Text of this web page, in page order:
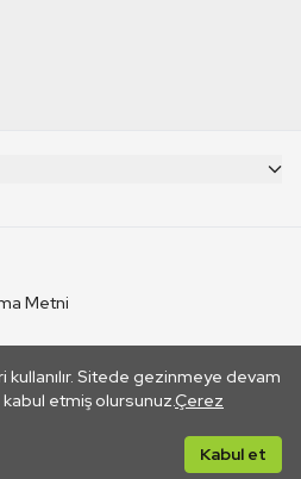
Sitede gezinmeye devam
kabul etmiş olursunuz.Çerez
Kabul et
Metni
Bağlantı yoluyla gidilen dış